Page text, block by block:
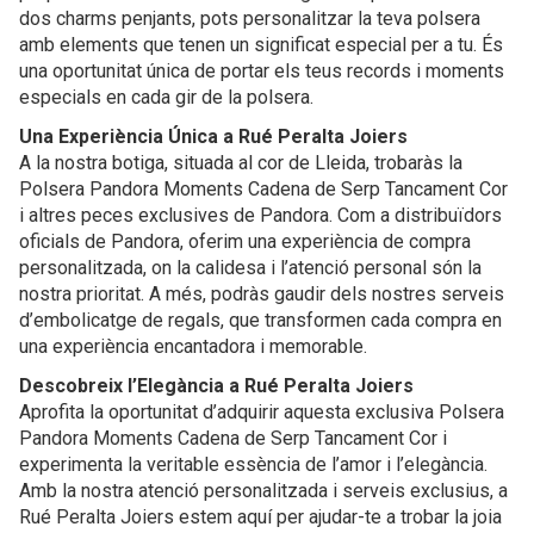
dos charms penjants, pots personalitzar la teva polsera
amb elements que tenen un significat especial per a tu. És
una oportunitat única de portar els teus records i moments
especials en cada gir de la polsera.
Una Experiència Única a Rué Peralta Joiers
A la nostra botiga, situada al cor de Lleida, trobaràs la
Polsera Pandora Moments Cadena de Serp Tancament Cor
i altres peces exclusives de Pandora. Com a distribuïdors
oficials de Pandora, oferim una experiència de compra
personalitzada, on la calidesa i l’atenció personal són la
nostra prioritat. A més, podràs gaudir dels nostres serveis
d’embolicatge de regals, que transformen cada compra en
una experiència encantadora i memorable.
Descobreix l’Elegància a Rué Peralta Joiers
Aprofita la oportunitat d’adquirir aquesta exclusiva Polsera
Pandora Moments Cadena de Serp Tancament Cor i
experimenta la veritable essència de l’amor i l’elegància.
Amb la nostra atenció personalitzada i serveis exclusius, a
Rué Peralta Joiers estem aquí per ajudar-te a trobar la joia